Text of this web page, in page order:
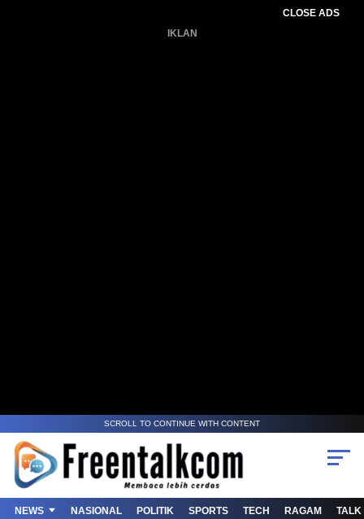
CLOSE ADS
IKLAN
SCROLL TO CONTINUE WITH CONTENT
NEWS NASIONAL POLITIK SPORTS TECH RAGAM TALK